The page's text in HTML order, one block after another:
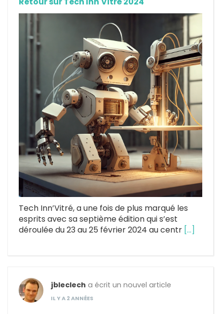
Tech Inn’Vitré, a une fois de plus marqué les
esprits avec sa septième édition qui s’est
déroulée du 23 au 25 février 2024 au centr […]
jbleclech a écrit un nouvel article
IL Y A 2 ANNÉES